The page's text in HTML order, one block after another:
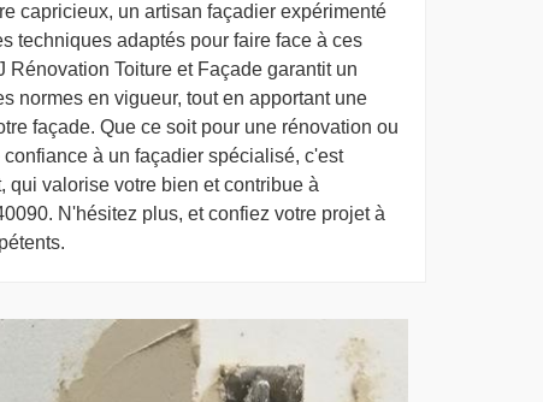
capricieux, un artisan façadier expérimenté
techniques adaptés pour faire face à ces
Rénovation Toiture et Façade garantit un
normes en vigueur, tout en apportant une
façade. Que ce soit pour une rénovation ou
à un façadier spécialisé, c'est
qui valorise votre bien et contribue à
N'hésitez plus, et confiez votre projet à